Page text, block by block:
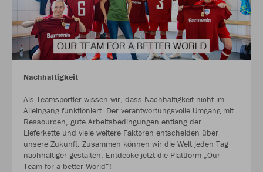
Nachhaltigkeit
Als Teamsportler wissen wir, dass Nachhaltigkeit nicht im
Alleingang funktioniert. Der verantwortungsvolle Umgang mit
Ressourcen, gute Arbeitsbedingungen entlang der
Lieferkette und viele weitere Faktoren entscheiden über
unsere Zukunft. Zusammen können wir die Welt jeden Tag
nachhaltiger gestalten. Entdecke jetzt die Plattform „Our
Team for a better World“!